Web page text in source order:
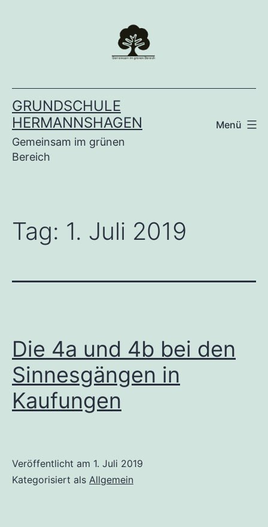
GRUNDSCHULE
HERMANNSHAGEN
Gemeinsam im grünen
Bereich
Menü
Tag: 1. Juli 2019
Die 4a und 4b bei den
Sinnesgängen in
Kaufungen
Veröffentlicht am 1. Juli 2019
Kategorisiert als Allgemein